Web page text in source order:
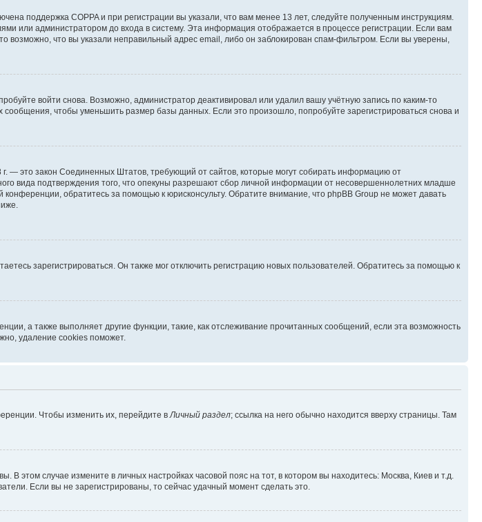
поддержка COPPA и при регистрации вы указали, что вам менее 13 лет, следуйте полученным инструкциям.
или администратором до входа в систему. Эта информация отображается в процессе регистрации. Если вам
что вы указали неправильный адрес email, либо он заблокирован спам-фильтром. Если вы уверены,
войти снова. Возможно, администратор деактивировал или удалил вашу учётную запись по каким-то
чтобы уменьшить размер базы данных. Если это произошло, попробуйте зарегистрироваться снова и
— это закон Соединенных Штатов, требующий от сайтов, которые могут собирать информацию от
вида подтверждения того, что опекуны разрешают сбор личной информации от несовершеннолетних младше
обратитесь за помощью к юрисконсульту. Обратите внимание, что phpBB Group не может давать
зарегистрироваться. Он также мог отключить регистрацию новых пользователей. Обратитесь за помощью к
а также выполняет другие функции, такие, как отслеживание прочитанных сообщений, если эта возможность
удаление cookies поможет.
Чтобы изменить их, перейдите в Личный раздел; ссылка на него обычно находится вверху страницы. Там
этом случае измените в личных настройках часовой пояс на тот, в котором вы находитесь: Москва, Киев и т.д.
Если вы не зарегистрированы, то сейчас удачный момент сделать это.